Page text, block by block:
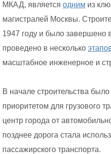
МКАД, является одним из
магистралей Москвы.
1947 году и было завершено
проведено в несколько
масштабное инженерное и
В начале строительства
приоритетом для грузового
центр города от
позднее дорога стала
пассажирского транспорта.